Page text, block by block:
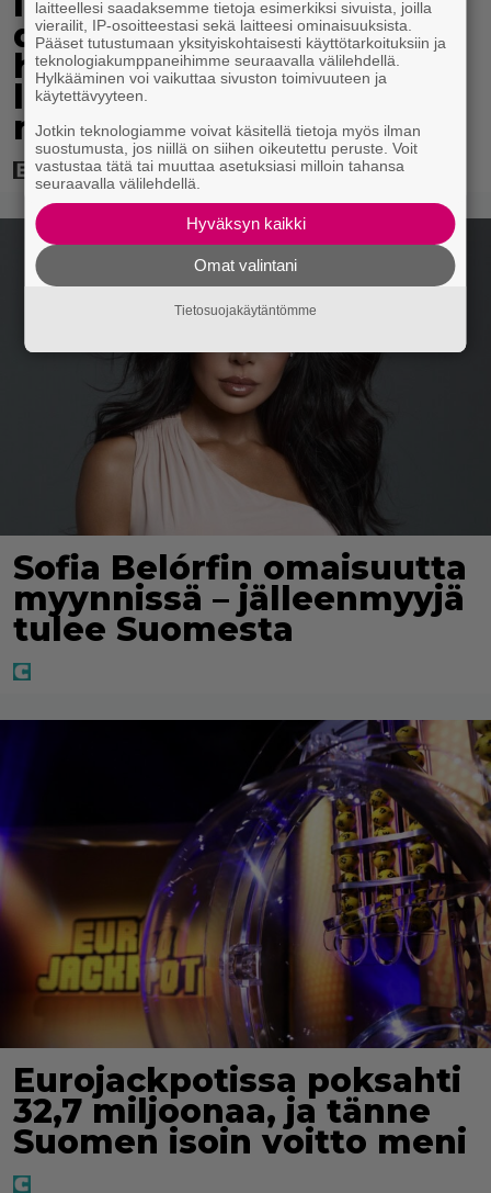
dekkari Agatha Christien
hengessä – vuoden 2023
leffa tarjoaa
murhamysteerin
Sofia Belórfin omaisuutta
myynnissä – jälleenmyyjä
tulee Suomesta
Eurojackpotissa poksahti
32,7 miljoonaa, ja tänne
Suomen isoin voitto meni
laitteellesi saadaksemme tietoja esimerkiksi sivuista, joilla
vierailit, IP-osoitteestasi sekä laitteesi ominaisuuksista.
Pääset tutustumaan yksityiskohtaisesti käyttötarkoituksiin ja
teknologiakumppaneihimme seuraavalla välilehdellä.
Hylkääminen voi vaikuttaa sivuston toimivuuteen ja
käytettävyyteen.
Jotkin teknologiamme voivat käsitellä tietoja myös ilman
suostumusta, jos niillä on siihen oikeutettu peruste. Voit
vastustaa tätä tai muuttaa asetuksiasi milloin tahansa
seuraavalla välilehdellä.
Hyväksyn kaikki
Omat valintani
Tietosuojakäytäntömme